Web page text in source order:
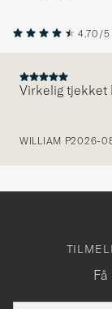
4.70/5
Virkelig tjekket
WILLIAM P2026-